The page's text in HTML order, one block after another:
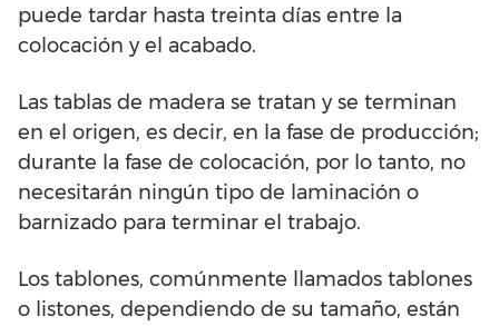
puede tardar hasta treinta días entre la
colocación y el acabado.
Las tablas de madera se tratan y se terminan
en el origen, es decir, en la fase de producción;
durante la fase de colocación, por lo tanto, no
necesitarán ningún tipo de laminación o
barnizado para terminar el trabajo.
Los tablones, comúnmente llamados tablones
o listones, dependiendo de su tamaño, están